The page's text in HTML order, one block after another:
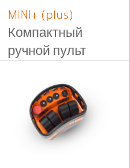
MINI+ (plus)
Компактный
ручной пульт
управления